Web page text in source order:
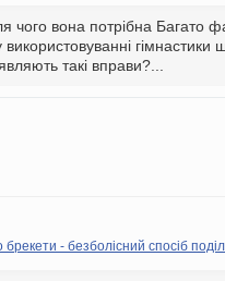
чого вона потрібна Багато
гімнастики
такі вправи?...
брекети - безболісний спосіб